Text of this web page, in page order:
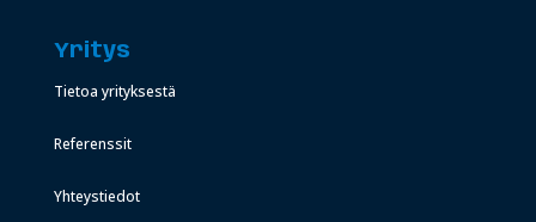
Yritys
Tietoa yrityksestä
Referenssit
Yhteystiedot